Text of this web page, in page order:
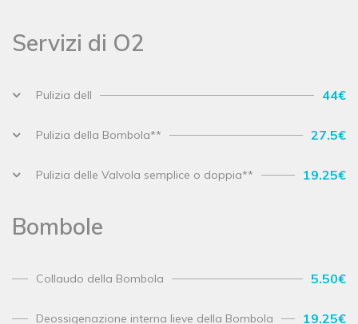
Servizi di O2
Pulizia dell 44€
Pulizia della Bombola** 27.5€
Pulizia delle Valvola semplice o doppia** 19.25€
Bombole
Collaudo della Bombola 5.50€
Deossigenazione interna lieve della Bombola 19.25€